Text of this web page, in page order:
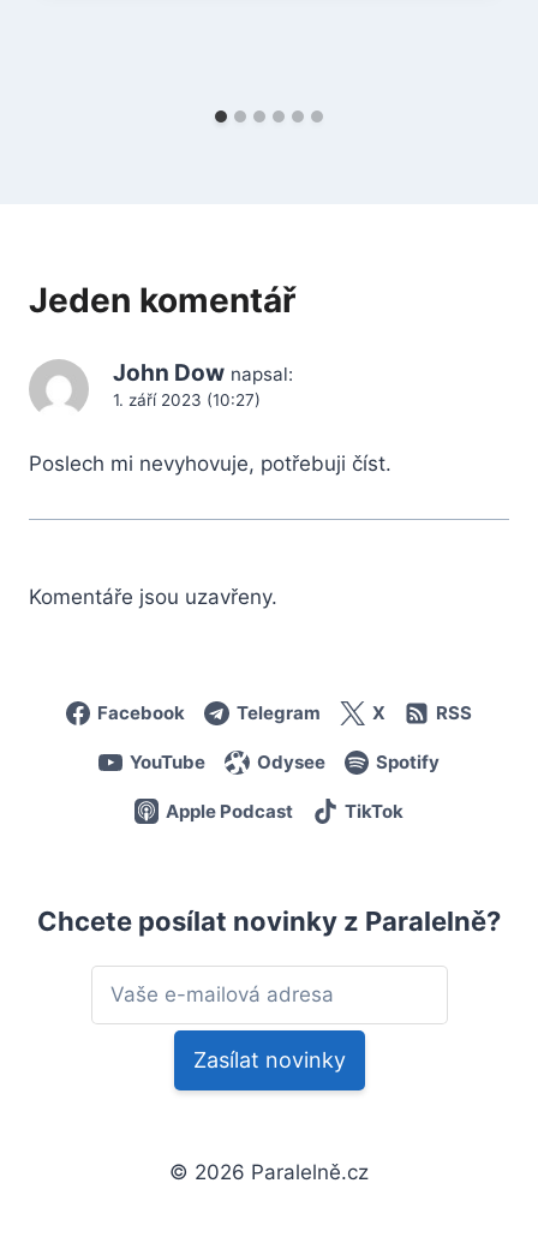
Jeden komentář
John Dow napsal:
1. září 2023 (10:27)
Poslech mi nevyhovuje, potřebuji číst.
Komentáře jsou uzavřeny.
Facebook Telegram X RSS
YouTube Odysee Spotify
Apple Podcast TikTok
Chcete posílat novinky z Paralelně?
© 2026 Paralelně.cz